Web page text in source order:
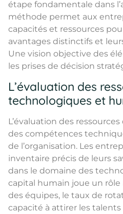
étape fondamentale dans
méthode permet aux
capacités et ressources
avantages distinctifs et
Une vision objective des
les prises de décision
L’évaluation des
technologiques et
L’évaluation des
des compétences
de l’organisation. Les
inventaire précis de leurs
dans le domaine des
capital humain joue un rôle
des équipes, le taux de
capacité à attirer les